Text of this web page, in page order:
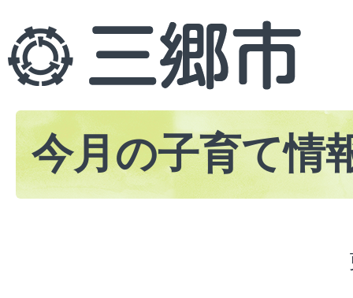
今月の子育て情